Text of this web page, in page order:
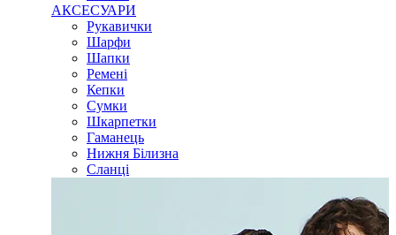
АКСЕСУАРИ
Рукавички
Шарфи
Шапки
Ремені
Кепки
Сумки
Шкарпетки
Гаманець
Нижня Білизна
Сланці